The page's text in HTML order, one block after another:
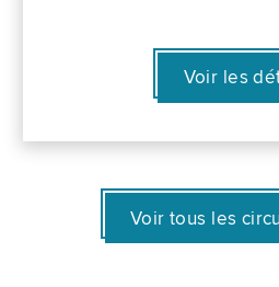
Voir les
Voir tous les